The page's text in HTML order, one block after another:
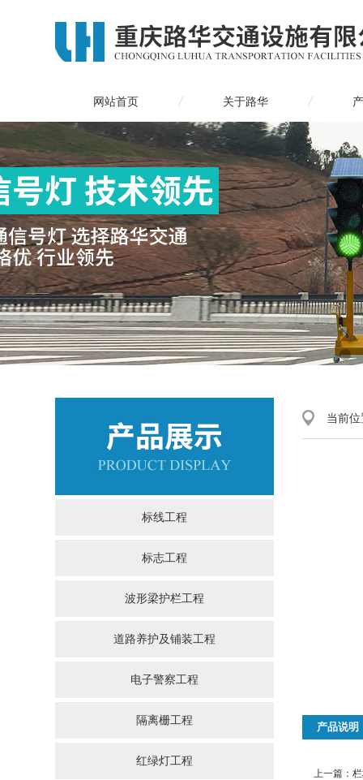
网站首页 关于路华
标线工程
标志工程
波形梁护栏工程
道路养护及铺装工程
电子警察工程
隔离栅工程
红绿灯工程
当前
产品说明
上一篇：